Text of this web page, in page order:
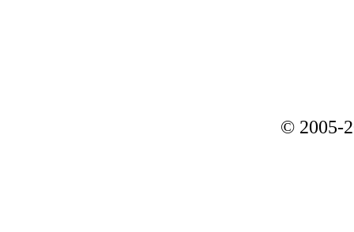
© 2005-